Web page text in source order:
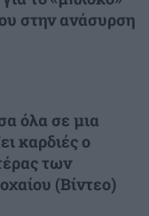
στην ανάσυρση
όλα σε μια
καρδιές ο
των
(Βίντεο)